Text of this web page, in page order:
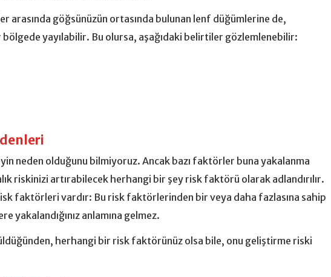
arasında göğsünüzün ortasında bulunan lenf düğümlerine de,
bölgede yayılabilir. Bu olursa, aşağıdaki belirtiler gözlemlenebilir:
neden olduğunu bilmiyoruz. Ancak bazı faktörler buna yakalanma
riskinizi artırabilecek herhangi bir şey risk faktörü olarak adlandırılır.
faktörleri vardır: Bu risk faktörlerinden bir veya daha fazlasına sahip
yakalandığınız anlamına gelmez.
herhangi bir risk faktörünüz olsa bile, onu geliştirme riski